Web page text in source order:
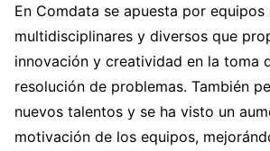
En Comdata se apuesta por
multidisciplinares y diversos que
innovación y creatividad en la toma
resolución de problemas. También
nuevos talentos y se ha visto un
motivación de los equipos,